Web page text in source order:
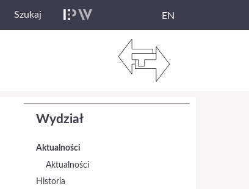
Szukaj EN
Wydział
Aktualności
Aktualności
Historia